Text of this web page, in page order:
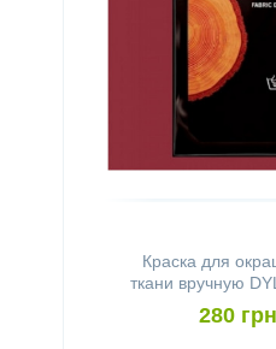
Краска для
ткани вручную
Use280